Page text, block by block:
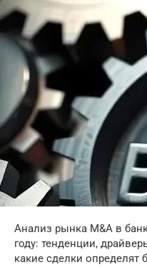
Анализ рынка M&A в
году: тенденции,
какие сделки определят